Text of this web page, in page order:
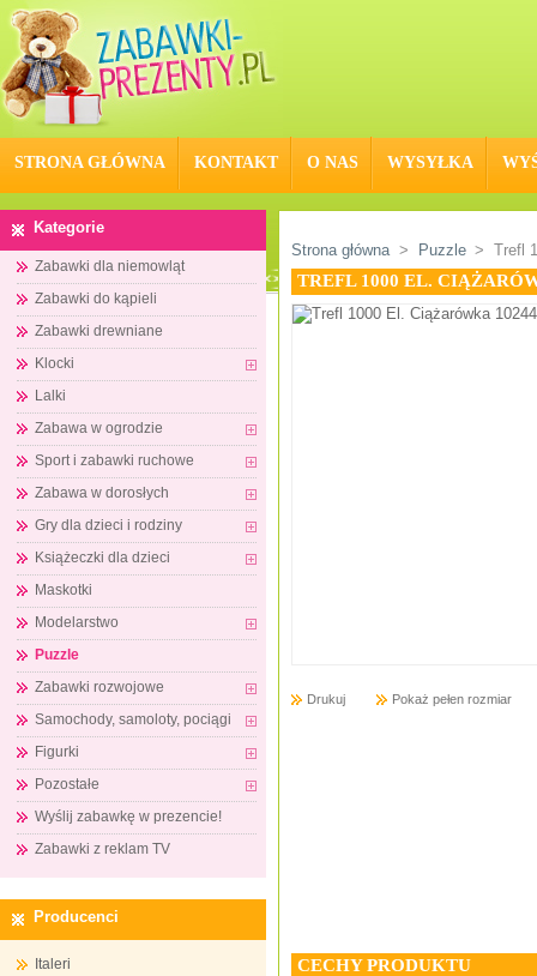
STRONA GŁÓWNA KONTAKT O NAS WYSYŁKA
Kategorie
Zabawki dla niemowląt
Zabawki do kąpieli
Zabawki drewniane
Klocki
Lalki
Zabawa w ogrodzie
Sport i zabawki ruchowe
Zabawa w dorosłych
Gry dla dzieci i rodziny
Książeczki dla dzieci
Maskotki
Modelarstwo
Puzzle
Zabawki rozwojowe
Samochody, samoloty, pociągi
Figurki
Pozostałe
Wyślij zabawkę w prezencie!
Zabawki z reklam TV
Producenci
Italeri
Strona główna > Puzzle > Trefl
TREFL 1000 EL.
Drukuj Pokaż pełen rozmiar
CECHY PRODUKTU